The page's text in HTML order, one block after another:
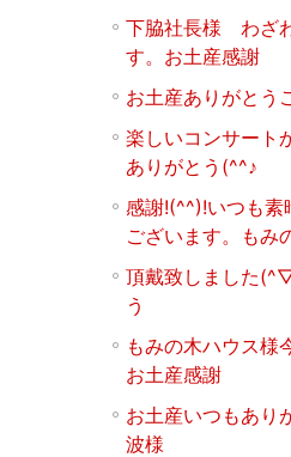
下脇社長様 わざ
す。お土産感謝
お土産ありがとう
楽しいコンサート
ありがとう(^^♪
感謝!(^^)!いつも素
ございます。もみ
頂戴致しました
う
もみの木ハウス様
お土産感謝
お土産いつもあ
波様